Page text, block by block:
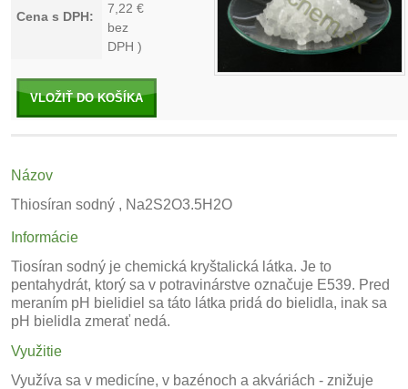
Cena s DPH:
7,22 €
bez
DPH )
VLOŽIŤ DO KOŠÍKA
Názov
Thiosíran sodný , Na2S2O3.5H2O
Informácie
Tiosíran sodný je chemická kryštalická látka. Je to
pentahydrát, ktorý sa v potravinárstve označuje E539. Pred
meraním pH bielidiel sa táto látka pridá do bielidla, inak sa
pH bielidla zmerať nedá.
Využitie
Využíva sa v medicíne, v bazénoch a akváriách - znižuje